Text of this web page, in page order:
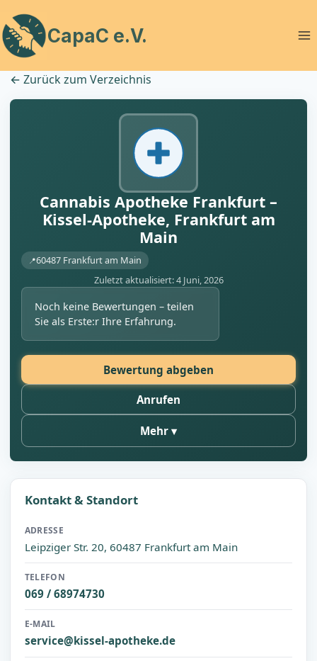
Inhalt
springen
CapaC e.V.
← Zurück zum Verzeichnis
Cannabis Apotheke Frankfurt –
Kissel-Apotheke, Frankfurt am
Main
60487 Frankfurt am Main
Zuletzt aktualisiert: 4 Juni, 2026
Noch keine Bewertungen – teilen
Sie als Erste:r Ihre Erfahrung.
Bewertung abgeben
Anrufen
Mehr
Kontakt & Standort
ADRESSE
Leipziger Str. 20, 60487 Frankfurt am Main
TELEFON
069 / 68974730
E-MAIL
service@kissel-apotheke.de